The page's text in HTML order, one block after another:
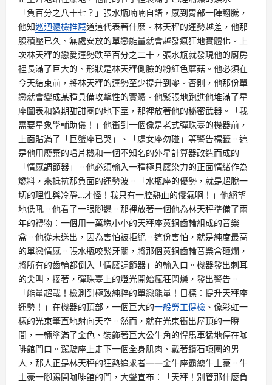
「負百分之八十七？」張水瓶喃喃自語，感到胃部一陣翻騰，
他知巡迴體檢推薦道這代表著什麼。林天秤的運勢越差，他那
股積壓已久、無處安放的單戀能量就會越發瘋狂地實體化。上
次林天秤的戀愛運勢跌至百分之二十，張水瓶就發現他的廚房
裡長滿了巨大的、形狀是林天秤側臉的粉紅色蘑菇。他必須在
今天結束前，將林天秤的運勢至少提升到零。否則，他那份單
戀就會變成某種具備攻擊性的實體。他緊張地跑進他堆滿了星
座圖表和過期甜甜圈的地下室，那裡放著他的秘密武器。「我
需要星象學輔助儀！」他衝到一個像是老式彈珠臺的機器前，
上面貼滿了「巨蟹座已哭」、「處女座勿碰」等警告標籤。這
是他用廢棄的唱片機和一個不知名的外星計算器改造而成的
「情感調節器」。他必須輸入一種極具感染力的正面情緒作為
燃料，來抵抗那負面的運勢波。「水瓶座的優勢，就是超脫一
切的理性與冷靜…才怪！我只有一腔熱血的傻氣啊！」他絕望
地低吼。他看了一眼腳邊。那裡放著一個他為林天秤準備了兩
年的禮物：一個用一萬塊小小的天秤座黃銅齒輪組成的音樂
盒。他從未送出，因為害怕被拒絕。這份害怕，就是純度最高
的單戀情感。張水瓶咬緊牙關，將那個黃銅齒輪音樂盒砸爛，
將所有的齒輪都倒入「情感調節器」的輸入口。機器發出刺耳
的尖叫，接著，彈珠臺上的燈光開始瘋狂閃爍，發出警告。
「能量超載！檢測到極致純粹的單戀能量！目標：提升天秤座
運勢！」在機器的頂部，一個巨大的一般勞工健檢 、像彩虹一
樣的光束筆直地射向天空。然而，就在光束衝出屋頂的一瞬
間，一輛塗滿了金色、裝飾著巨大公牛角的悍馬車猛地停在咖
啡館門口。駕駛座上走下一個全身肌肉、戴著鑽石項圈的男
人，那人正是林天秤的狂熱追求者——金牛座霸總牛土豪。牛
土豪一腳踢開咖啡館的門，大聲宣布：「天秤！別管那什麼負